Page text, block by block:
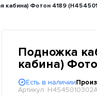
кабина) Фотон 4189
Подножка
кабина)
Есть в наличии
Артикул: